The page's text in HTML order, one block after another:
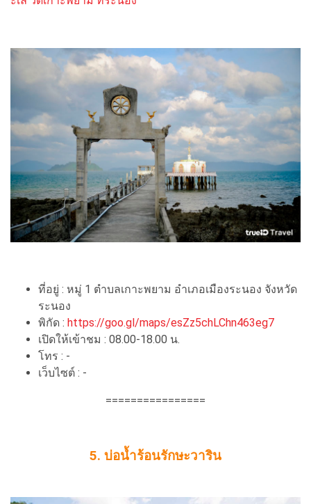
ที่อยู่ : หมู่ 1 ตําบลเกาะพยาม อําเภอเมืองระนอง จังหวัด
ระนอง
พิกัด : https://goo.gl/maps/esZz5chLChn463eg7
เปิดให้เข้าชม : 08.00-18.00 น.
โทร : -
เว็บไซต์ : -
================
5. บ่อน้ำร้อนรักษะวาริน